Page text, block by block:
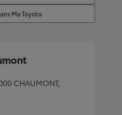
Ma Toyota
CHAUMONT,